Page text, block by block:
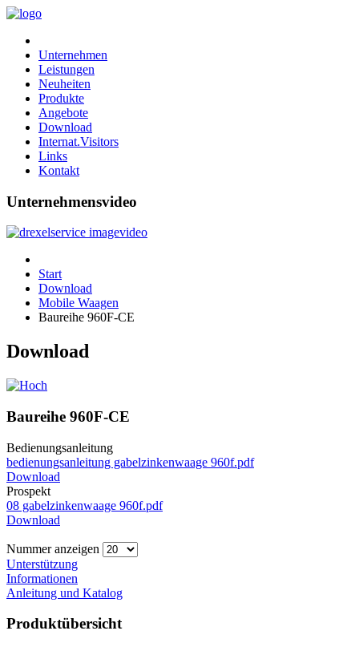
Unternehmen
Leistungen
Neuheiten
Produkte
Angebote
Download
Internat.Visitors
Links
Kontakt
Unternehmensvideo
Start
Download
Mobile Waagen
Baureihe 960F-CE
Download
Baureihe 960F-CE
Bedienungsanleitung
bedienungsanleitung gabelzinkenwaage 960f.pdf
Download
Prospekt
08 gabelzinkenwaage 960f.pdf
Download
Nummer anzeigen
Unterstützung
Informationen
Anleitung und Katalog
Produktübersicht